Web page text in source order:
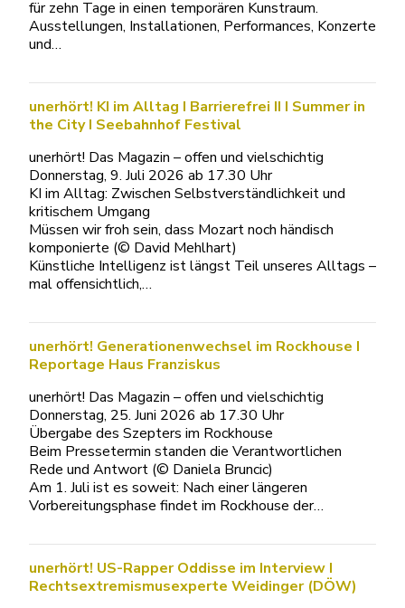
für zehn Tage in einen temporären Kunstraum.
Ausstellungen, Installationen, Performances, Konzerte
und…
unerhört! KI im Alltag I Barrierefrei II I Summer in
the City I Seebahnhof Festival
unerhört! Das Magazin – offen und vielschichtig
Donnerstag, 9. Juli 2026 ab 17.30 Uhr
KI im Alltag: Zwischen Selbstverständlichkeit und
kritischem Umgang
Müssen wir froh sein, dass Mozart noch händisch
komponierte (© David Mehlhart)
Künstliche Intelligenz ist längst Teil unseres Alltags –
mal offensichtlich,…
unerhört! Generationenwechsel im Rockhouse I
Reportage Haus Franziskus
unerhört! Das Magazin – offen und vielschichtig
Donnerstag, 25. Juni 2026 ab 17.30 Uhr
Übergabe des Szepters im Rockhouse
Beim Pressetermin standen die Verantwortlichen
Rede und Antwort (© Daniela Bruncic)
Am 1. Juli ist es soweit: Nach einer längeren
Vorbereitungsphase findet im Rockhouse der…
unerhört! US-Rapper Oddisse im Interview I
Rechtsextremismusexperte Weidinger (DÖW)